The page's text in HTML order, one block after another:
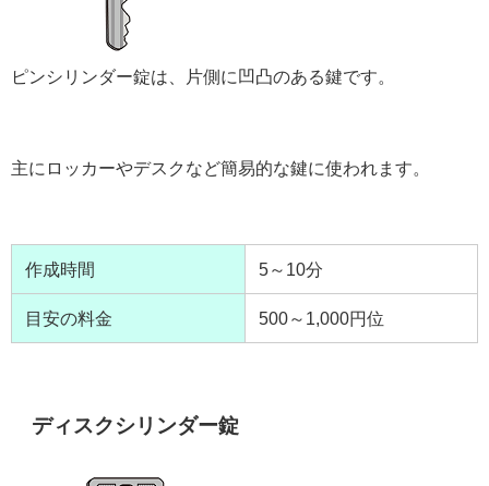
ピンシリンダー錠は、片側に凹凸のある鍵です。
主にロッカーやデスクなど簡易的な鍵に使われます。
作成時間 5～10分
目安の料金 500～1,000円位
ディスクシリンダー錠